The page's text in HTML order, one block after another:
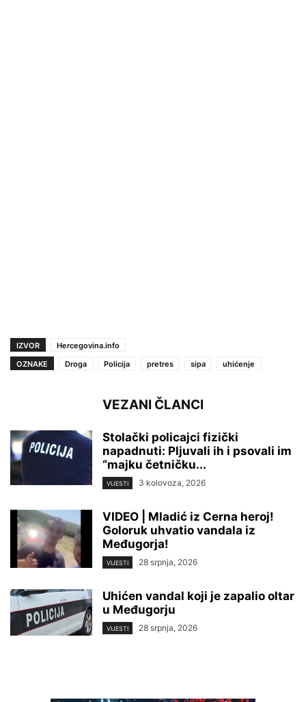
IZVOR
Hercegovina.info
OZNAKE
Droga Policija pretres sipa uhićenje
VEZANI ČLANCI
Stolački policajci fizički
napadnuti: Pljuvali ih i psovali im
“majku četničku...
VIJESTI 3 kolovoza, 2026
VIDEO | Mladić iz Cerna heroj!
Goloruk uhvatio vandala iz
Međugorja!
VIJESTI 28 srpnja, 2026
Uhićen vandal koji je zapalio oltar
u Međugorju
VIJESTI 28 srpnja, 2026